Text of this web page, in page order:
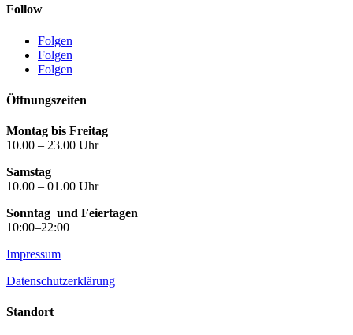
Follow
Folgen
Folgen
Folgen
Öffnungszeiten
Montag bis Freitag
10.00 – 23.00 Uhr
Samstag
10.00 – 01.00 Uhr
Sonntag und Feiertagen
10:00–22:00
Impressum
Datenschutzerklärung
Standort